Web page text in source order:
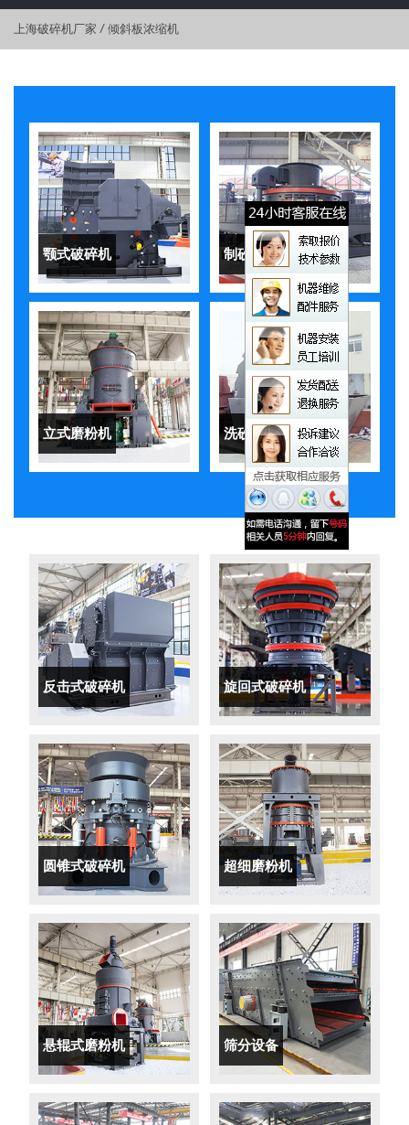
上海破碎机厂家 / 倾斜板浓缩机
颚式破碎机 制砂机
立式磨粉机 洗砂机
反击式破碎机 旋回式破碎机
圆锥式破碎机 超细磨粉机
悬辊式磨粉机 筛分设备